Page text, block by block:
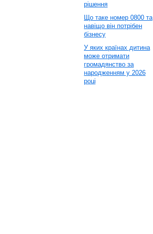
рішення
Що таке номер 0800 та
навіщо він потрібен
бізнесу
У яких країнах дитина
може отримати
громадянство за
народженням у 2026
році